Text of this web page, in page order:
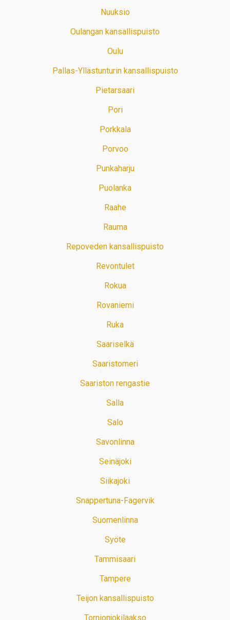
Nuuksio
Oulangan kansallispuisto
Oulu
Pallas-Yllästunturin kansallispuisto
Pietarsaari
Pori
Porkkala
Porvoo
Punkaharju
Puolanka
Raahe
Rauma
Repoveden kansallispuisto
Revontulet
Rokua
Rovaniemi
Ruka
Saariselkä
Saaristomeri
Saariston rengastie
Salla
Salo
Savonlinna
Seinäjoki
Siikajoki
Snappertuna-Fagervik
Suomenlinna
Syöte
Tammisaari
Tampere
Teijon kansallispuisto
Tornionjokilaakso